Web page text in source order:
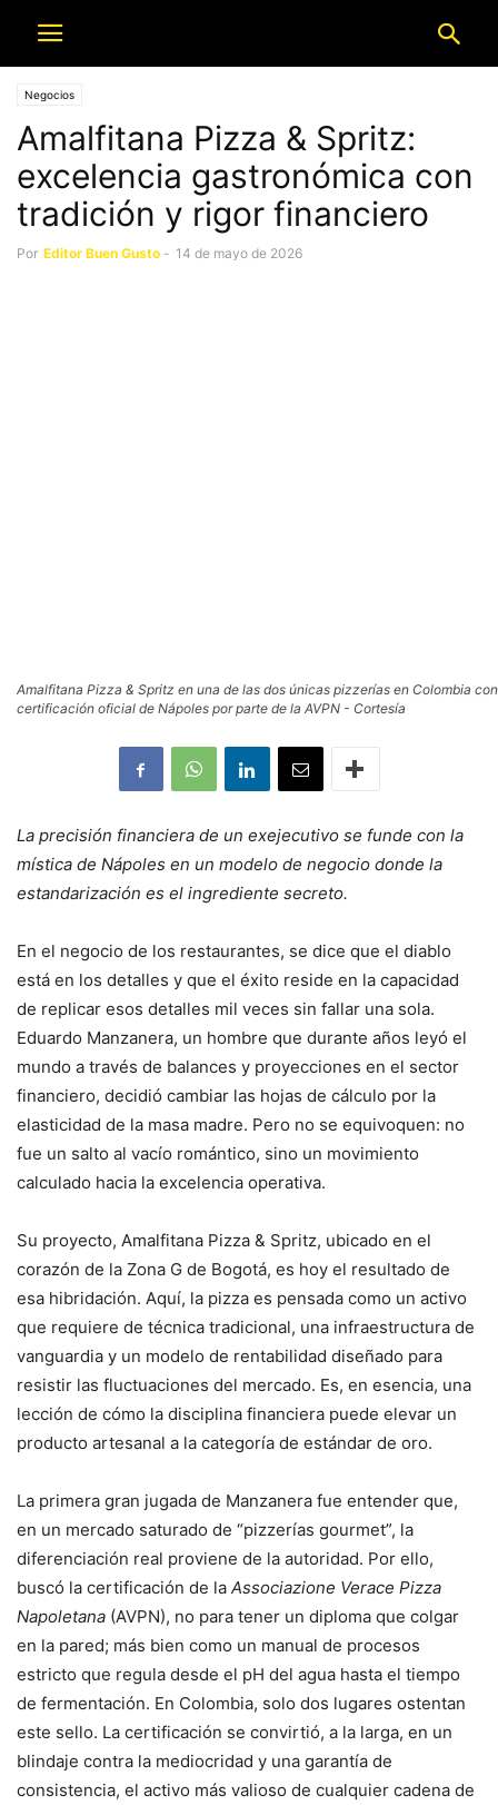
Negocios
Amalfitana Pizza & Spritz:
excelencia gastronómica con
tradición y rigor financiero
Por Editor Buen Gusto - 14 de mayo de 2026
Amalfitana Pizza & Spritz en una de las dos únicas pizzerías en Colombia con
certificación oficial de Nápoles por parte de la AVPN - Cortesía
La precisión financiera de un exejecutivo se funde con la
mística de Nápoles en un modelo de negocio donde la
estandarización es el ingrediente secreto.
En el negocio de los restaurantes, se dice que el diablo
está en los detalles y que el éxito reside en la capacidad
de replicar esos detalles mil veces sin fallar una sola.
Eduardo Manzanera, un hombre que durante años leyó el
mundo a través de balances y proyecciones en el sector
financiero, decidió cambiar las hojas de cálculo por la
elasticidad de la masa madre. Pero no se equivoquen: no
fue un salto al vacío romántico, sino un movimiento
calculado hacia la excelencia operativa.
Su proyecto, Amalfitana Pizza & Spritz, ubicado en el
corazón de la Zona G de Bogotá, es hoy el resultado de
esa hibridación. Aquí, la pizza es pensada como un activo
que requiere de técnica tradicional, una infraestructura de
vanguardia y un modelo de rentabilidad diseñado para
resistir las fluctuaciones del mercado. Es, en esencia, una
lección de cómo la disciplina financiera puede elevar un
producto artesanal a la categoría de estándar de oro.
La primera gran jugada de Manzanera fue entender que,
en un mercado saturado de “pizzerías gourmet”, la
diferenciación real proviene de la autoridad. Por ello,
buscó la certificación de la Associazione Verace Pizza
Napoletana (AVPN), no para tener un diploma que colgar
en la pared; más bien como un manual de procesos
estricto que regula desde el pH del agua hasta el tiempo
de fermentación. En Colombia, solo dos lugares ostentan
este sello. La certificación se convirtió, a la larga, en un
blindaje contra la mediocridad y una garantía de
consistencia, el activo más valioso de cualquier cadena de